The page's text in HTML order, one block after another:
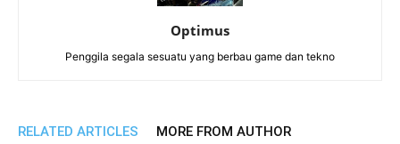
Optimus
Penggila segala sesuatu yang berbau game dan tekno
RELATED ARTICLES MORE FROM AUTHOR